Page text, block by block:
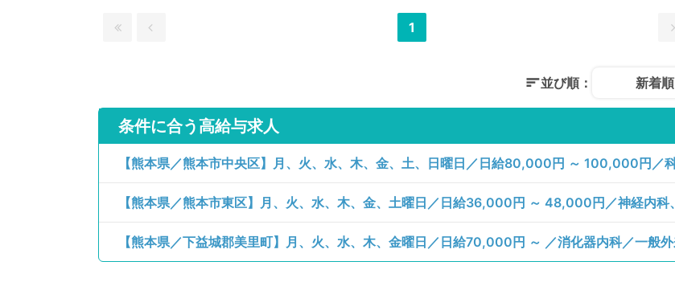
1
並び順： 新着順
条件に合う高給与求人